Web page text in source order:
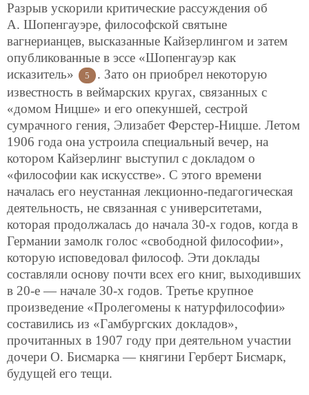
Разрыв ускорили критические рассуждения об
А. Шопенгауэре, философской святыне
вагнерианцев, высказанные Кайзерлингом и затем
опубликованные в эссе «Шопенгауэр как
исказитель»
5
. Зато он приобрел некоторую
известность в веймарских кругах, связанных с
«домом Ницше» и его опекуншей, сестрой
сумрачного гения, Элизабет Ферстер-Ницше. Летом
1906 года она устроила специальный вечер, на
котором Кайзерлинг выступил с докладом о
«философии как искусстве». С этого времени
началась его неустанная лекционно-педагогическая
деятельность, не связанная с университетами,
которая продолжалась до начала 30-х годов, когда в
Германии замолк голос «свободной философии»,
которую исповедовал философ. Эти доклады
составляли основу почти всех его книг, выходивших
в 20-е — начале 30-х годов. Третье крупное
произведение «Пролегомены к натурфилософии»
составились из «Гамбургских докладов»,
прочитанных в 1907 году при деятельном участии
дочери О. Бисмарка — княгини Герберт Бисмарк,
будущей его тещи.